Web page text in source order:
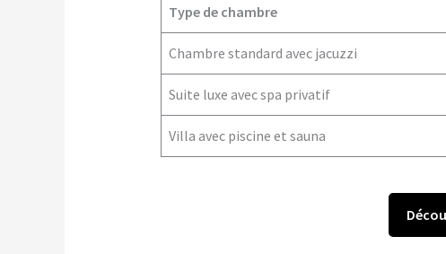
Type de chambre
Chambre standard avec jacuzzi
Suite luxe avec spa privatif
Villa avec piscine et sauna